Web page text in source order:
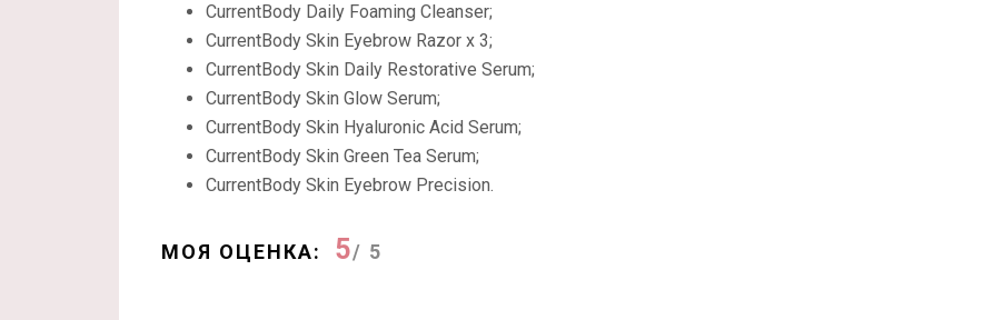
CurrentBody Daily Foaming Cleanser;
CurrentBody Skin Eyebrow Razor x 3;
CurrentBody Skin Daily Restorative Serum;
CurrentBody Skin Glow Serum;
CurrentBody Skin Hyaluronic Acid Serum;
CurrentBody Skin Green Tea Serum;
CurrentBody Skin Eyebrow Precision.
МОЯ ОЦЕНКА: 5/ 5